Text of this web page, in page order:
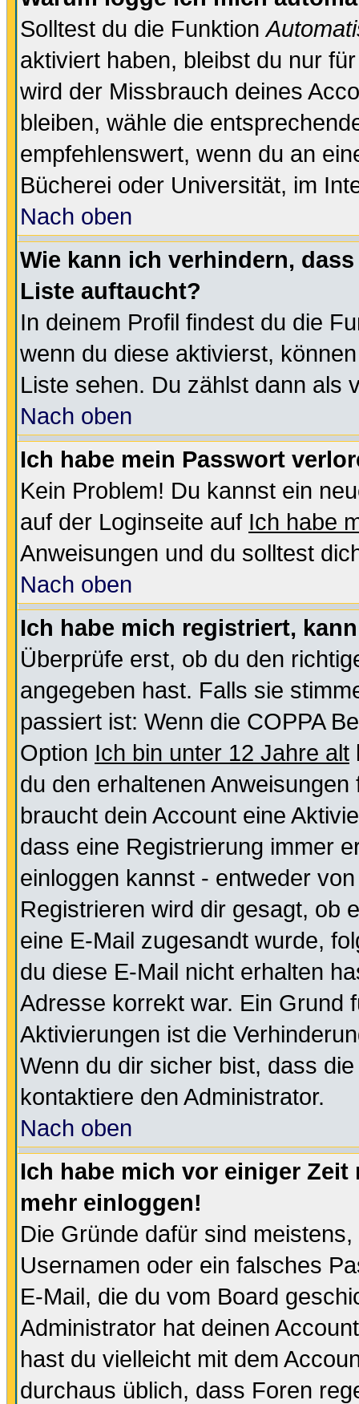
Solltest du die Funktion
aktiviert haben, bleibst du nur
wird der Missbrauch deines
bleiben, wähle die
empfehlenswert, wenn du an
Bücherei oder Universität, im
Nach oben
Wie kann ich verhindern,
Liste auftaucht?
In deinem Profil findest du die
wenn du diese aktivierst,
Liste sehen. Du zählst dann als
Nach oben
Ich habe mein Passwort
Kein Problem! Du kannst ein
auf der Loginseite auf Ich habe
Anweisungen und du solltest
Nach oben
Ich habe mich registriert,
Überprüfe erst, ob du den
angegeben hast. Falls sie
passiert ist: Wenn die COPPA
Option Ich bin unter 12 Jahre alt
du den erhaltenen
braucht dein Account eine
dass eine Registrierung immer
einloggen kannst - entweder
Registrieren wird dir gesagt, ob
eine E-Mail zugesandt wurde,
du diese E-Mail nicht erhalten
Adresse korrekt war. Ein Grund
Aktivierungen ist die
Wenn du dir sicher bist, dass
kontaktiere den Administrator.
Nach oben
Ich habe mich vor einiger
mehr einloggen!
Die Gründe dafür sind
Usernamen oder ein falsches
E-Mail, die du vom Board
Administrator hat deinen
hast du vielleicht mit dem
durchaus üblich, dass Foren